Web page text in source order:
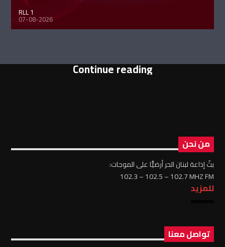
RLL 1
07-08-2026
Continue reading
من نحن
بثّ إذاعة لبنان الحر أرضيًّا على الموجات:
102.3 – 102.5 – 102.7 MHZ FM
للمزيد
تواصل معنا